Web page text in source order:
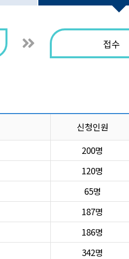
접수
신청인원
200명
120명
65명
187명
186명
342명